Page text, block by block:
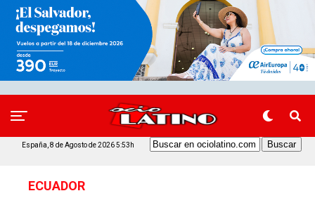
España, 8 de Agosto de 2026 5:53h
ECUADOR